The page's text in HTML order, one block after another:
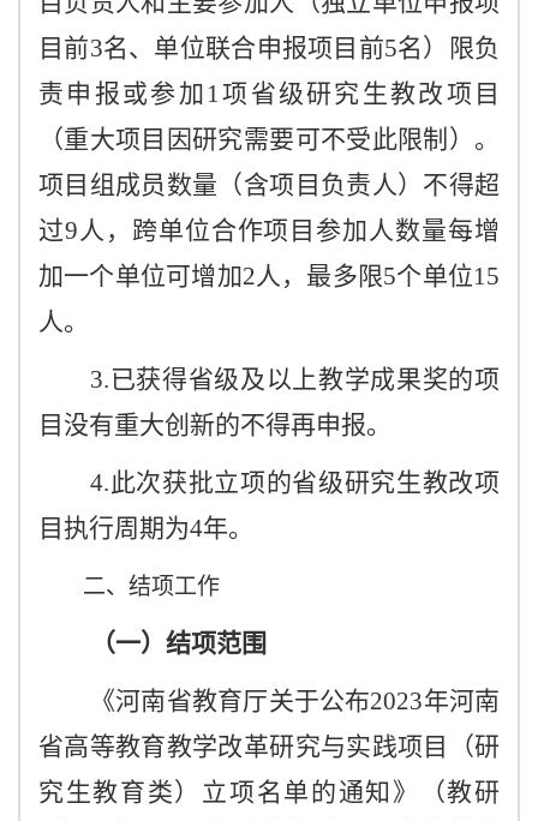
目前3名、单位联合申报项目前5名）限负
责申报或参加1项省级研究生教改项目
（重大项目因研究需要可不受此限制）。
项目组成员数量（含项目负责人）不得超
过9人，跨单位合作项目参加人数量每增
加一个单位可增加2人，最多限5个单位15
人。
3.已获得省级及以上教学成果奖的项
目没有重大创新的不得再申报。
4.此次获批立项的省级研究生教改项
目执行周期为4年。
二、结项工作
（一）结项范围
《河南省教育厅关于公布2023年河南
省高等教育教学改革研究与实践项目（研
究生教育类）立项名单的通知》（教研